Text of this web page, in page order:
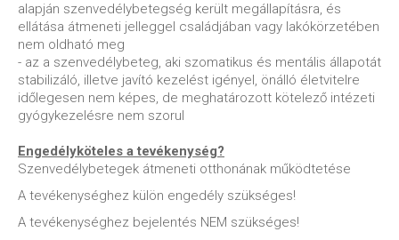
KAPCSOLAT
alapján szenvedélybetegség került megállapításra, és
ellátása átmeneti jelleggel családjában vagy lakókörzetében
nem oldható meg
- az a szenvedélybeteg, aki szomatikus és mentális állapotát
stabilizáló, illetve javító kezelést igényel, önálló életvitelre
időlegesen nem képes, de meghatározott kötelező intézeti
gyógykezelésre nem szorul
Engedélyköteles a tevékenység?
Szenvedélybetegek átmeneti otthonának működtetése
A tevékenységhez külön engedély szükséges!
A tevékenységhez bejelentés NEM szükséges!